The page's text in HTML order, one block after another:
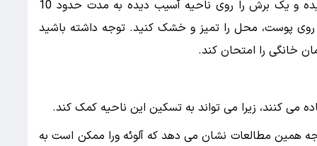
شما میتوانید سیب زمینی را به صورت ورقه ای بریده و یک برش را روی ناحیه آسیب دیده به مدت حدود 10
پوست، محل را تمیز و خشک کنید. توجه داشته باشید
خانگی را امتحان کند.
می کنند، زیرا می تواند به تسکین این ناحیه کمک کند.
همین مطالعات نشان می دهد که آلوئه ورا ممکن است به